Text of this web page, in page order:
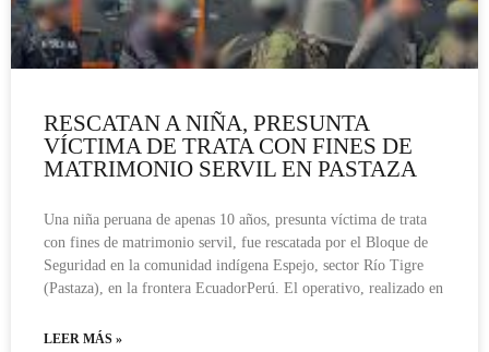
RESCATAN A NIÑA, PRESUNTA
VÍCTIMA DE TRATA CON FINES DE
MATRIMONIO SERVIL EN PASTAZA
Una niña peruana de apenas 10 años, presunta víctima de trata
con fines de matrimonio servil, fue rescatada por el Bloque de
Seguridad en la comunidad indígena Espejo, sector Río Tigre
(Pastaza), en la frontera EcuadorPerú. El operativo, realizado en
LEER MÁS »